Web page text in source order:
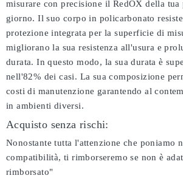
misurare con precisione il RedOX della
giorno. Il suo corpo in policarbonato
protezione integrata per la superficie di
migliorano la sua resistenza all'usura e
durata. In questo modo, la sua durata è
nell'82% dei casi. La sua composizione
costi di manutenzione garantendo al
in ambienti diversi.
Acquisto senza rischi:
Nonostante tutta l'attenzione che poniamo
compatibilità, ti rimborseremo se non è
rimborsato"